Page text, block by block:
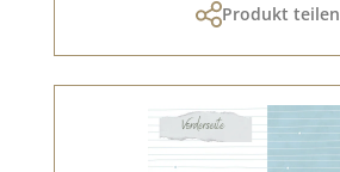
Produkt teilen